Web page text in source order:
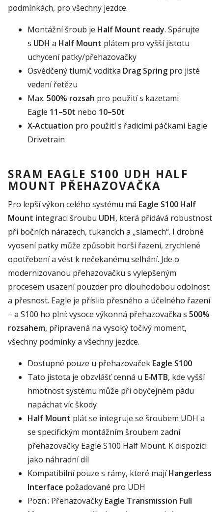
podmínkách, pro všechny jezdce.
Montážní šroub je Half Mount ready. Spárujte
s UDH a Half Mount plátem pro vyšší jistotu
uchycení patky/přehazovačky
Osvědčený tlumič vodítka Drag Spring pro jisté
vedení řetězu
Max. 500% rozsah pro použití s kazetami
Eagle 11–50t nebo 10–50t
X‑Actuation pro použití s řadicími páčkami Eagle
Drivetrain
SRAM EAGLE S100 UDH HALF
MOUNT PŘEHAZOVAČKA
Pro lepší výkon celého systému má Eagle S100 Half
Mount integraci šroubu UDH, která přidává robustnost
při bočních nárazech, ťukancích a „slamech“. I drobné
vyosení patky může způsobit horší řazení, zrychlené
opotřebení a vést k nečekanému selhání. Jde o
modernizovanou přehazovačku s vylepšeným
procesem usazení pouzder pro dlouhodobou odolnost
a přesnost. Eagle je příslib přesného a účelného řazení
– a S100 ho plní: vysoce výkonná přehazovačka s 500%
rozsahem, připravená na vysoký točivý moment,
všechny podmínky a všechny jezdce.
Dostupné pouze u přehazovaček Eagle S100
Tato jistota je obzvlášť cenná u E‑MTB, kde vyšší
hmotnost systému může při obyčejném pádu
napáchat víc škody
Half Mount plát se integruje se šroubem UDH a
se specifickým montážním šroubem zadní
přehazovačky Eagle S100 Half Mount. K dispozici
jako náhradní díl
Kompatibilní pouze s rámy, které majíHangerless
Interface požadované pro UDH
Pozn.: Přehazovačky Eagle Transmission Full